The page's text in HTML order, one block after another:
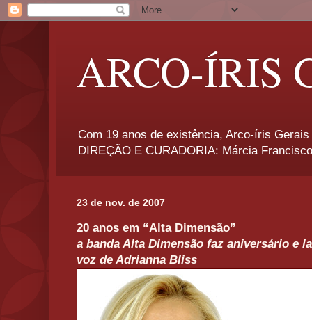
ARCO-ÍRIS
Com 19 anos de existência, Arco-íris
DIREÇÃO E CURADORIA: Márcia
23 de nov. de 2007
20 anos em “Alta Dimensão”
a banda Alta Dimensão faz aniversário e
voz de Adrianna Bliss